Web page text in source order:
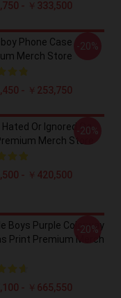
- ￥333,500
Phone Case
Merch Store
- ￥253,750
-20%
Hated Or Ignored Og
Merch Store
- ￥420,500
-20%
Boys Purple Colorway
Print Premium Merch
- ￥665,550
-20%